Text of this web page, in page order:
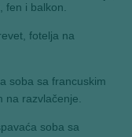
fen i balkon.
fotelja na
soba sa francuskim
na razvlačenje.
soba sa